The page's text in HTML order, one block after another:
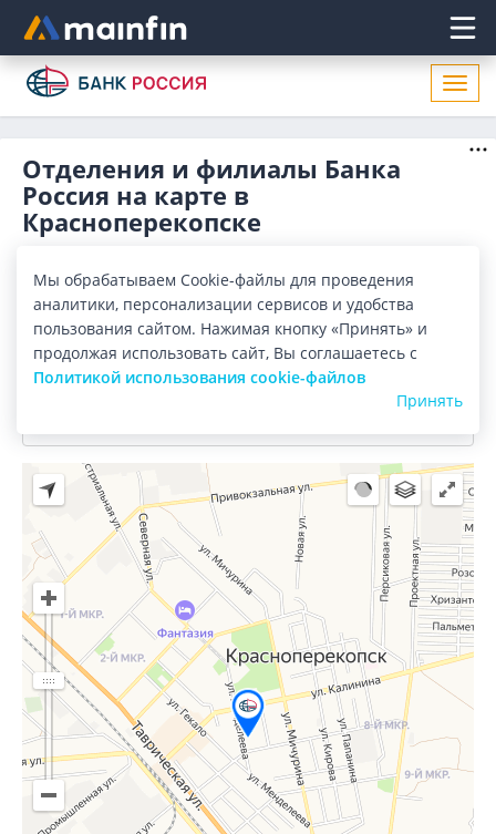
Главное меню
Отделения и филиалы Банка
Россия на карте в
Красноперекопске
Все банки Карта Список
Город:Красноперекопск
Мы обрабатываем Cookie-файлы для проведения
аналитики, персонализации сервисов и удобства
пользования сайтом. Нажимая кнопку «Принять» и
продолжая использовать сайт, Вы соглашаетесь с
Политикой использования cookie-файлов
Принять